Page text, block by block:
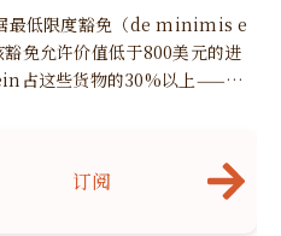
最低限度豁免（de minimis e
免允许价值低于800美元的进
占这些货物的30%以上——约4
订阅